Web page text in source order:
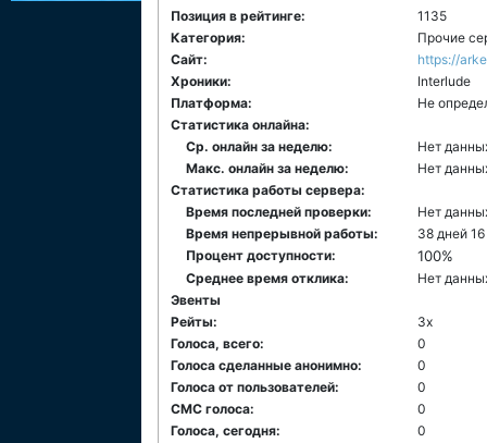
Позиция в рейтинге:
1135
Категория:
Прочие
Сайт:
https://
Хроники:
Interlude
Платформа:
Не
Статистика онлайна:
Ср. онлайн за неделю:
Нет
Макс. онлайн за неделю:
Нет
Статистика работы сервера:
Время последней проверки:
Нет
Время непрерывной работы:
38 дней
Процент доступности:
100%
Среднее время отклика:
Нет
Эвенты
Рейты:
3x
Голоса, всего:
0
Голоса сделанные анонимно:
0
Голоса от пользователей:
0
СМС голоса:
0
Голоса, сегодня:
0